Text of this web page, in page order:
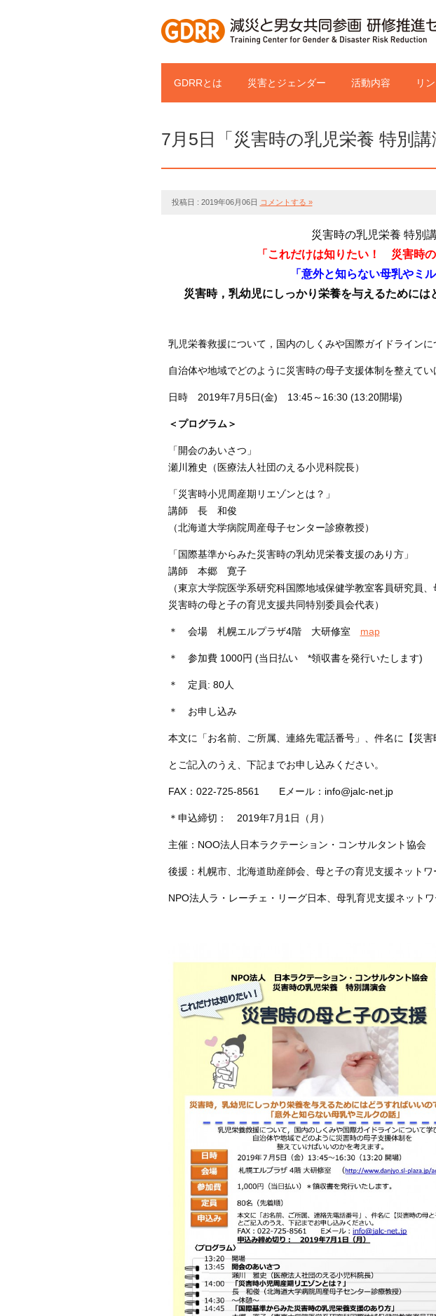
GDRRとは 災害とジェンダー 活動内容 リ
7月5日「災害時の乳児栄養 特別
投稿日 : 2019年06月06日 コメントする »
災害時の乳児栄養 特別
「これだけは知りたい！ 災害時の
「意外と知らない母乳やミル
災害時，乳幼児にしっかり栄養を与えるためには
乳児栄養救援について，国内のしくみや国際ガイドラインに
自治体や地域でどのように災害時の母子支援体制を整えてい
日時 2019年7月5日(金) 13:45～16:30 (13:20開場)
＜プログラム＞
「開会のあいさつ」
瀬川雅史（医療法人社団のえる小児科院長）
「災害時小児周産期リエゾンとは？」
講師 長 和俊
（北海道大学病院周産母子センター診療教授）
「国際基準からみた災害時の乳幼児栄養支援のあり方」
講師 本郷 寛子
（東京大学院医学系研究科国際地域保健学教室客員研究員
災害時の母と子の育児支援共同特別委員会代表）
＊ 会場 札幌エルプラザ4階 大研修室 map
＊ 参加費 1000円 (当日払い *領収書を発行いたします)
＊ 定員: 80人
＊ お申し込み
本文に「お名前、ご所属、連絡先電話番号」、件名に【災害
とご記入のうえ、下記までお申し込みください。
FAX：022-725-8561 Eメール：info@jalc-net.jp
＊申込締切： 2019年7月1日（月）
主催：NOO法人日本ラクテーション・コンサルタント協会
後援：札幌市、北海道助産師会、母と子の育児支援ネットワ
NPO法人ラ・レーチェ・リーグ日本、母乳育児支援ネットワ